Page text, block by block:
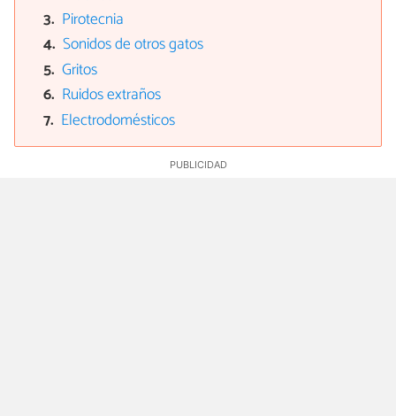
Pirotecnia
Sonidos de otros gatos
Gritos
Ruidos extraños
Electrodomésticos